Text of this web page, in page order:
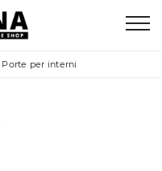
Porte per interni